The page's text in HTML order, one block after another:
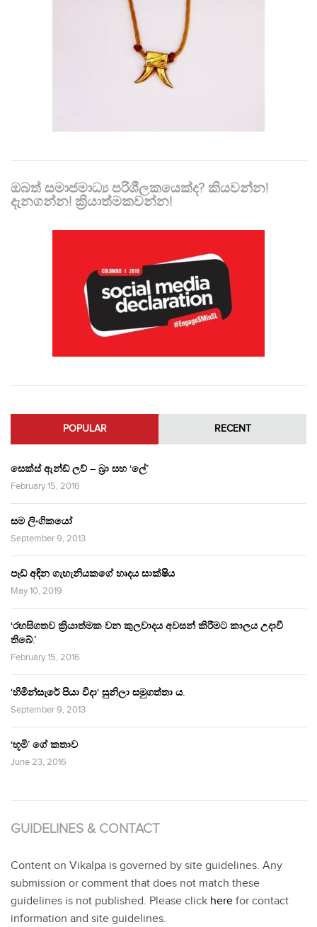
ඔබත් සමාජමාධ්‍ය පරිශීලකයෙක්ද? කියවන්න!
දැනගන්න! ක්‍රියාත්මකවන්න!
POPULAR RECENT
සෙක්ස් ඇන්ඩ් ලව් – බ්‍රා සහ ‘ලේ’
February 15, 2016
සම ලිංගිකයෝ
September 9, 2013
පෑඩ් අඳින ගැහැනියකගේ හෘදය සාක්ෂිය
May 10, 2019
‘රහසිගතව ක්‍රියාත්මක වන කුලවාදය අවසන් කිරීමට කාලය උදාවී
තිබේ.’
February 15, 2016
‘හිමින්සැරේ පියා විදා‘ සුනිලා සමුගත්තා ය.
September 9, 2013
‘භූමි’ ගේ කතාව
June 23, 2016
GUIDELINES & CONTACT
Content on Vikalpa is governed by site guidelines. Any
submission or comment that does not match these
guidelines is not published. Please click here for contact
information and site guidelines.